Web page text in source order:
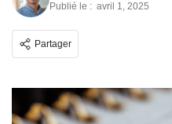
Publié le : avril 1, 2025
Partager